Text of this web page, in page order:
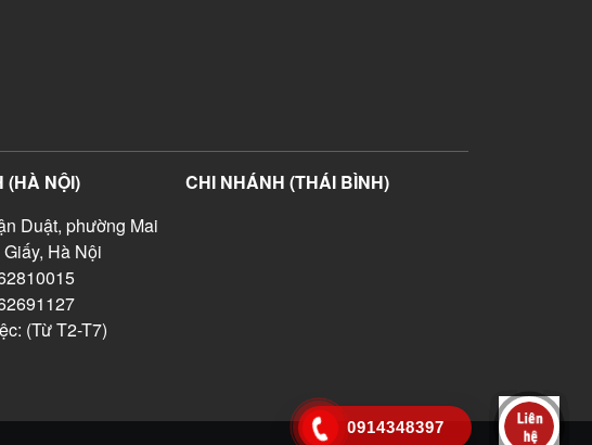
(HÀ NỘI)
Duật, phường Mai
Hà Nội
(Từ T2-T7)
CHI NHÁNH (THÁI BÌNH)
0914348397